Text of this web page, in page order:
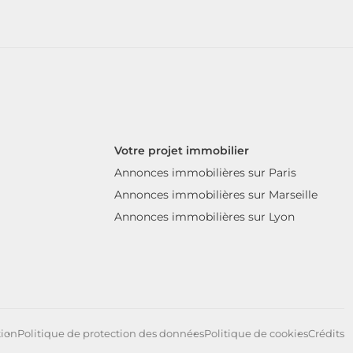
Votre projet immobilier
Annonces immobilières sur Paris
Annonces immobilières sur Marseille
Annonces immobilières sur Lyon
Politique de protection des donnéesPolitique de cookiesCrédits